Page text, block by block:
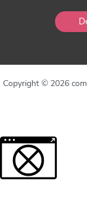
Copyright © 2026
Más información sobre